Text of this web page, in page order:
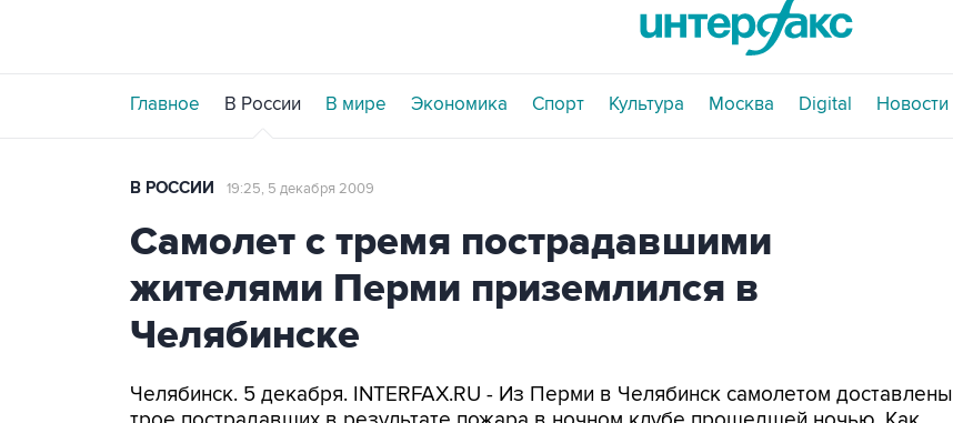
Главное В России В мире Экономика Спорт Культура Москва Digital Новости
В РОССИИ 19:25, 5 декабря 2009
Самолет с тремя пострадавшими
жителями Перми приземлился в
Челябинске
Челябинск. 5 декабря. INTERFAX.RU - Из Перми в Челябинск самолетом доставлены